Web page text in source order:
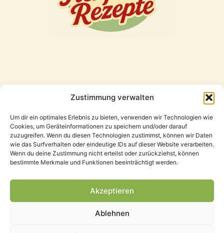
Zustimmung verwalten
Um dir ein optimales Erlebnis zu bieten, verwenden wir Technologien wie
Cookies, um Geräteinformationen zu speichern und/oder darauf
zuzugreifen. Wenn du diesen Technologien zustimmst, können wir Daten
wie das Surfverhalten oder eindeutige IDs auf dieser Website verarbeiten.
Wenn du deine Zustimmung nicht erteilst oder zurückziehst, können
bestimmte Merkmale und Funktionen beeinträchtigt werden.
Akzeptieren
Ablehnen
Freunde
DatenschutzerklärungImpressum
Cookie Richtlinie